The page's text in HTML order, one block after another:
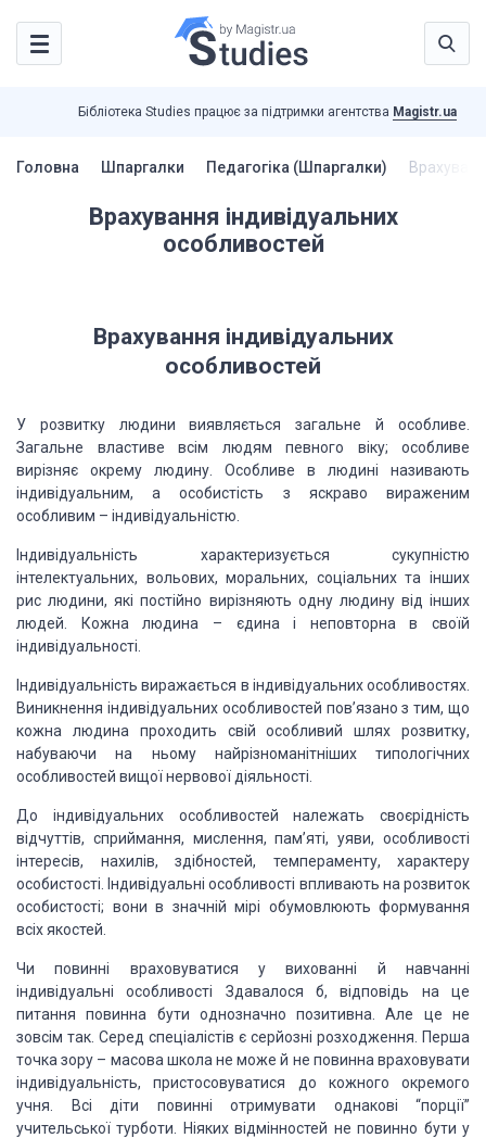
Бібліотека Studies працює за підтримки агентства Magistr.ua
Головна Шпаргалки Педагогіка (Шпаргалки)
Врахування індивідуальних
особливостей
Врахування індивідуальних
особливостей
У розвитку людини виявляється загальне й особливе.
Загальне властиве всім людям певного віку; особливе
вирізняє окрему людину. Особливе в людині називають
індивідуальним, а особистість з яскраво вираженим
особливим – індивідуальністю.
Індивідуальність характеризується сукупністю
інтелектуальних, вольових, моральних, соціальних та інших
рис людини, які постійно вирізняють одну людину від інших
людей. Кожна людина – єдина і неповторна в своїй
індивідуальності.
Індивідуальність виражається в індивідуальнихособливостях.
Виникнення індивідуальних особливостей пов’язано з тим, що
кожна людина проходить свій особливий шлях розвитку,
набуваючи на ньому найрізноманітніших типологічних
особливостей вищої нервової діяльності.
До індивідуальних особливостей належать своєрідність
відчуттів, сприймання, мислення, пам’яті, уяви, особливості
інтересів, нахилів, здібностей, темпераменту, характеру
особистості. Індивідуальні особливості впливають на розвиток
особистості; вони в значній мірі обумовлюють формування
всіхякостей.
Чи повинні враховуватися у вихованні й навчанні
індивідуальні особливості Здавалося б, відповідь на це
питання повинна бути однозначно позитивна. Але це не
зовсім так. Серед спеціалістів є серйозні розходження.
Перша
точка зору – масова школа не може й не повинна враховувати
індивідуальність, пристосовуватися до кожного окремого
учня. Всі діти повинні отримувати однакові “порції”
учительської турботи. Ніяких відмінностей не повинно бути у